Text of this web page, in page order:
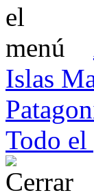
Islas
Todo el